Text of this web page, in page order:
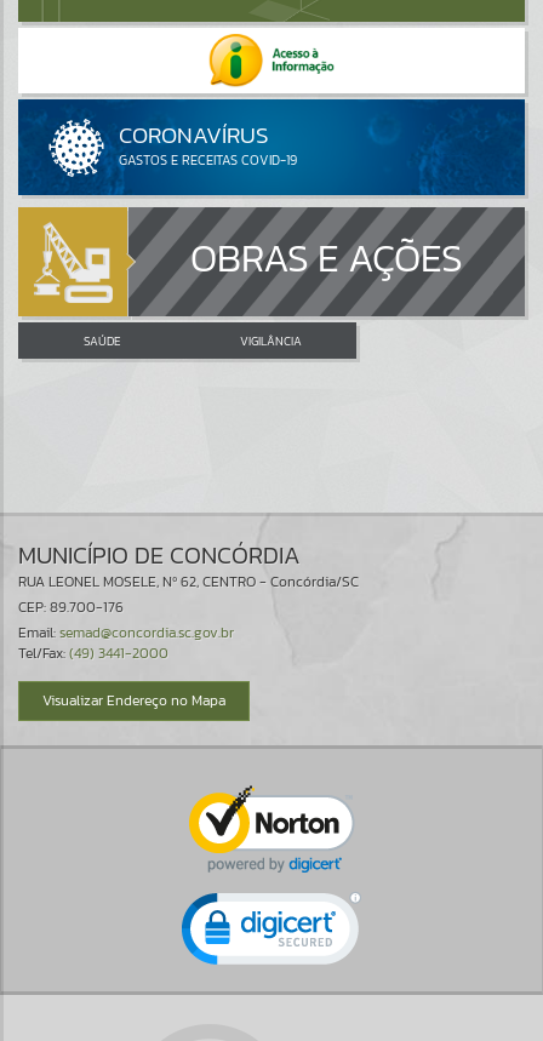
OBRAS E AÇÕES
SAÚDE VIGILÂNCIA
MUNICÍPIO DE CONCÓRDIA
RUA LEONEL MOSELE, Nº 62, CENTRO - Concórdia/SC
CEP: 89.700-176
Email:semad@concordia.sc.gov.br
Tel/Fax:(49) 3441-2000
Visualizar Endereço no Mapa